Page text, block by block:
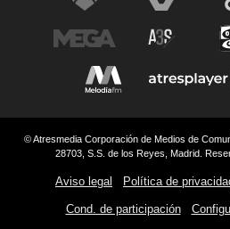
© Atresmedia Corporación de Medios de
28703, S.S. de los Reyes, Madrid.
Aviso legal Política de
Cond. de participación